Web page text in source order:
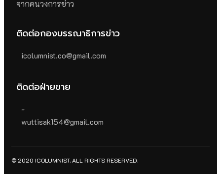
จากคนวงการข่าว
ติดต่อกองบรรณาธิการข่าว
icolumnist.co@gmail.com
ติดต่อฝ่ายขาย
-
wuttisak154@gmail.com
© 2020 ICOLUMNIST. ALL RIGHTS RESERVED.